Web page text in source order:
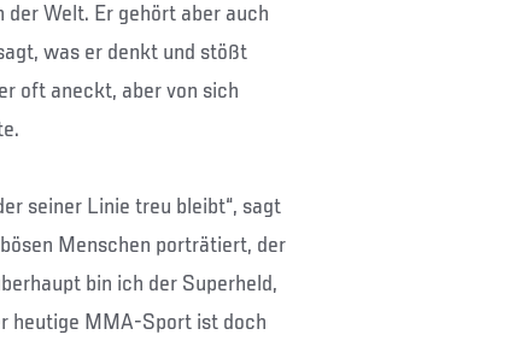
Welt. Er gehört aber auch
was er denkt und stößt
oft aneckt, aber von sich
seiner Linie treu bleibt“, sagt
Menschen porträtiert, der
bin ich der Superheld,
heutige MMA-Sport ist doch